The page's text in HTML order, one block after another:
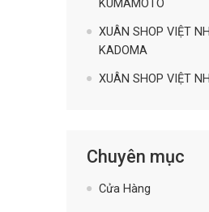
KUMAMOTO
XUÂN SHOP VIỆT
KADOMA
XUÂN SHOP VIỆT
Chuyên mục
Cửa Hàng